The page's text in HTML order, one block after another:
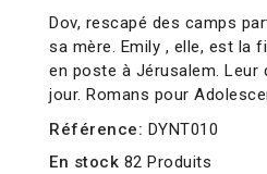
Dov, rescapé des camps
sa mère. Emily , elle, est la
en poste à Jérusalem. Leur
jour. Romans pour
Référence: DYNT010
En stock 82 Produits